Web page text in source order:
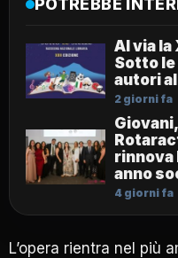
POTREBBE
Al via la
Sotto
autori
2 giorni fa
rinnova
anno
4 giorni fa
L’opera rientra nel più